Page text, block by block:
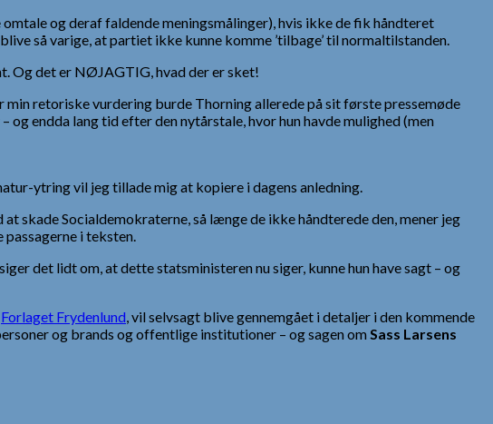
og deraf faldende meningsmålinger), hvis ikke de fik håndteret
så varige, at partiet ikke kunne komme ’tilbage’ til normaltilstanden.
Og det er NØJAGTIG, hvad der er sket!
retoriske vurdering burde Thorning allerede på sit første pressemøde
og endda lang tid efter den nytårstale, hvor hun havde mulighed (men
ytring vil jeg tillade mig at kopiere i dagens anledning.
skade Socialdemokraterne, så længe de ikke håndterede den, mener jeg
i teksten.
det lidt om, at dette statsministeren nu siger, kunne hun have sagt – og
Forlaget Frydenlund, vil selvsagt blive gennemgået i detaljer i den kommende
og brands og offentlige institutioner – og sagen omSass Larsens